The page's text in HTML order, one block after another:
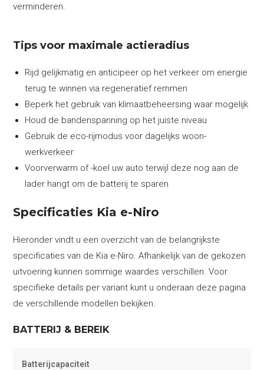
verminderen.
Tips voor maximale actieradius
Rijd gelijkmatig en anticipeer op het verkeer om energie
terug te winnen via regeneratief remmen
Beperk het gebruik van klimaatbeheersing waar mogelijk
Houd de bandenspanning op het juiste niveau
Gebruik de eco-rijmodus voor dagelijks woon-
werkverkeer
Voorverwarm of -koel uw auto terwijl deze nog aan de
lader hangt om de batterij te sparen
Specificaties Kia e-Niro
Hieronder vindt u een overzicht van de belangrijkste
specificaties van de Kia e-Niro. Afhankelijk van de gekozen
uitvoering kunnen sommige waardes verschillen. Voor
specifieke details per variant kunt u onderaan deze pagina
de verschillende modellen bekijken.
BATTERIJ & BEREIK
Batterijcapaciteit